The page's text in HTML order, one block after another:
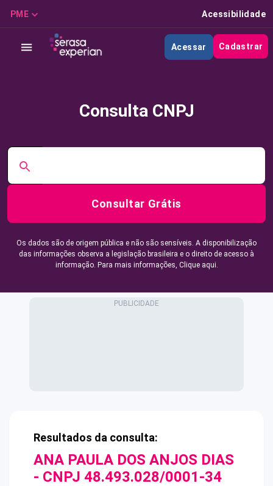
PME Acessibilidade
Acessar Cadastrar
Consulta CNPJ
Consultar Grátis
Os dados são de origem pública e não são sensíveis. A disponibilização
das informações observa a legislação brasileira e o direito de acesso à
informação. Para mais informações, Clique aqui.
Resultados da consulta:
ANA PAULA DOS ANJOS DIAS
- CNPJ 48.493.028/0001-34